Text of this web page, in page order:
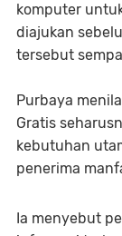
komputer
diajukan
tersebut
Purbaya
Gratis
kebutuhan
penerima
Ia menyebut